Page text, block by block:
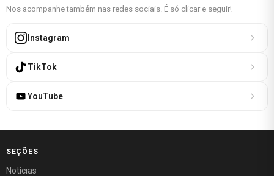
Nos acompanhe também nas redes sociais. É só clicar e seguir!
Instagram
TikTok
YouTube
SEÇÕES
Notícias